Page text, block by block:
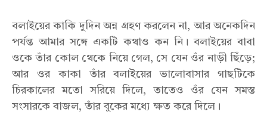
বলাইয়ের কাকি দুদিন অন্ন গ্রহণ করলেন না, আর অনেকদিন
পর্যন্ত আমার সঙ্গে একটি কথাও কন নি। বলাইয়ের বাবা
ওকে তাঁর কোল থেকে নিয়ে গেল, সে যেন ওঁর নাড়ী ছিঁড়ে;
আর ওর কাকা তাঁর বলাইয়ের ভালোবাসার গাছটিকে
চিরকালের মতো সরিয়ে দিলে, তাতেও ওঁর যেন সমস্ত
সংসারকে বাজল, তাঁর বুকের মধ্যে ক্ষত করে দিলে।